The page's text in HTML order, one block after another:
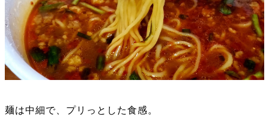
麺は中細で、プリっとした食感。